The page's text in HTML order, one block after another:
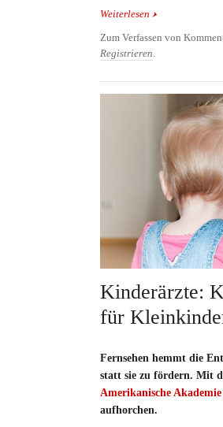
Weiterlesen über
Zum Verfassen von
Registrieren
Kinderärzte:
für
Fernsehen hemmt die
statt sie zu fördern. Mit
Amerikanische
aufhorchen.